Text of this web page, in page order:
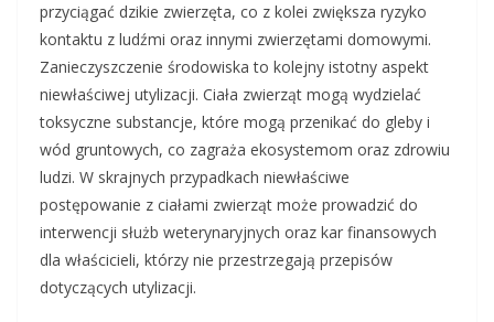
przyciągać dzikie zwierzęta, co z kolei zwiększa ryzyko
kontaktu z ludźmi oraz innymi zwierzętami domowymi.
Zanieczyszczenie środowiska to kolejny istotny aspekt
niewłaściwej utylizacji. Ciała zwierząt mogą wydzielać
toksyczne substancje, które mogą przenikać do gleby i
wód gruntowych, co zagraża ekosystemom oraz zdrowiu
ludzi. W skrajnych przypadkach niewłaściwe
postępowanie z ciałami zwierząt może prowadzić do
interwencji służb weterynaryjnych oraz kar finansowych
dla właścicieli, którzy nie przestrzegają przepisów
dotyczących utylizacji.